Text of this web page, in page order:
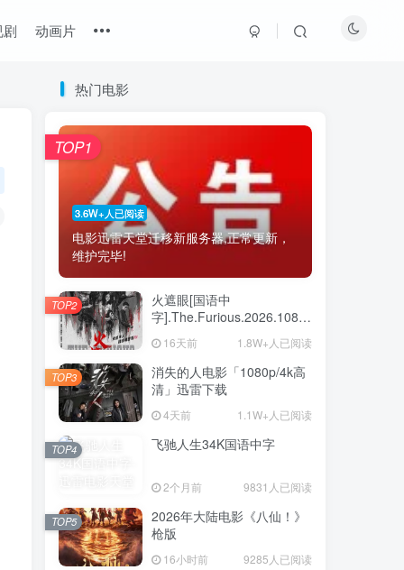
剧 动画片
热门电影
3.6W+人已阅读
电影迅雷天堂迁移新服务器,正常更新，
维护完毕!
TOP1
火遮眼[国语中
字].The.Furious.2026.1080p+2160p
16天前 1.8W+人已阅读
TOP2
消失的人电影「1080p/4k高
清」迅雷下载
4天前 1.1W+人已阅读
TOP3
飞驰人生34K国语中字
2个月前 9831人已阅读
TOP4
2026年大陆电影《八仙！》
枪版
16小时前 9285人已阅读
TOP5
最近更新
《换座位后，发现身后的男生好像喜欢我》百度云网盘夸克下载.阿里云盘.中字.(2026)
《波兰家族 第三季》百度云网盘夸克下载.阿里云盘.中字.(2026)
《鸡肉帝国：快餐阴谋》百度云网盘夸克下载.阿里云盘.中字.(2026)
4 2026年大陆电影《八仙！》枪版
5 2026美国动漫《蝙蝠侠：披风战士 第二季》1080p高清 4K网盘迅雷下载
6 《斯特林角》百度云网盘夸克下载.阿里云盘.中字.(2026)
3.6W+人已阅读
电影迅雷天堂迁移新服务器,正常更新，
维护完毕!
TOP1